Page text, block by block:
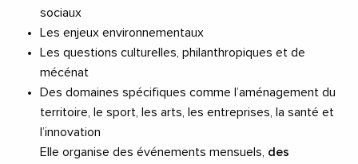
sociaux
Les enjeux environnementaux
Les questions culturelles, philanthropiques et de
mécénat
Des domaines spécifiques comme l’aménagement du
territoire, le sport, les arts, les entreprises, la santé et
l’innovation
Elle organise des événements mensuels, des